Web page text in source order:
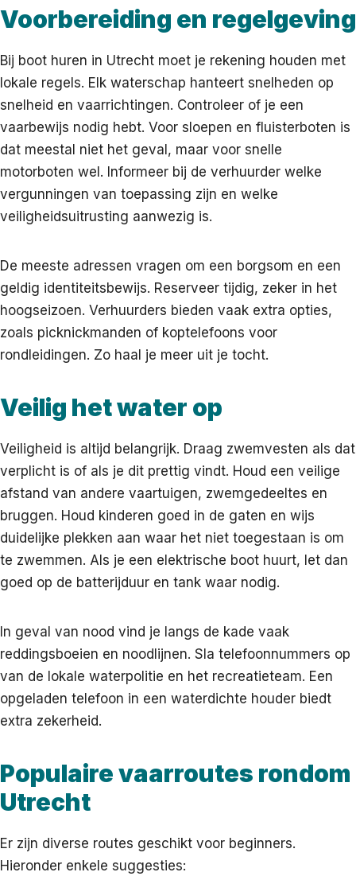
Voorbereiding en regelgeving
Bij boot huren in Utrecht moet je rekening houden met
lokale regels. Elk waterschap hanteert snelheden op
snelheid en vaarrichtingen. Controleer of je een
vaarbewijs nodig hebt. Voor sloepen en fluisterboten is
dat meestal niet het geval, maar voor snelle
motorboten wel. Informeer bij de verhuurder welke
vergunningen van toepassing zijn en welke
veiligheidsuitrusting aanwezig is.
De meeste adressen vragen om een borgsom en een
geldig identiteitsbewijs. Reserveer tijdig, zeker in het
hoogseizoen. Verhuurders bieden vaak extra opties,
zoals picknickmanden of koptelefoons voor
rondleidingen. Zo haal je meer uit je tocht.
Veilig het water op
Veiligheid is altijd belangrijk. Draag zwemvesten als dat
verplicht is of als je dit prettig vindt. Houd een veilige
afstand van andere vaartuigen, zwemgedeeltes en
bruggen. Houd kinderen goed in de gaten en wijs
duidelijke plekken aan waar het niet toegestaan is om
te zwemmen. Als je een elektrische boot huurt, let dan
goed op de batterijduur en tank waar nodig.
In geval van nood vind je langs de kade vaak
reddingsboeien en noodlijnen. Sla telefoonnummers op
van de lokale waterpolitie en het recreatieteam. Een
opgeladen telefoon in een waterdichte houder biedt
extra zekerheid.
Populaire vaarroutes rondom
Utrecht
Er zijn diverse routes geschikt voor beginners.
Hieronder enkele suggesties: